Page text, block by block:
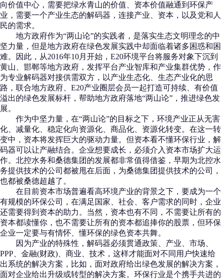
向价值中心，需要把绿水青山的价值、资本价值融通到环保产
业，需要一个产业生态的解码器，连接产业、资本，以及党和人
民的需求。
地方政府作为“两山论”的实践者，是落实生态文明理念的中
坚力量，但是地方政府在绿色发展实践中却面临着诸多困惑和困
难。因此，从2016年10月开始，E20环境平台将服务对象下沉到
黄山、邯郸等地方政府，发挥平台产业智库和产业集群优势，作
为专业解码器对接供需双方，以产业生态化、生态产业化的思
路，联合地方政府、E20产业圈层会员一起打造可持续、有价值
溢出的绿色发展标杆，帮助地方政府落地“两山论”，推进绿色发
展。
作为中坚力量，在“两山论”的目标之下，环境产业正从无害
化、减量化、稳定化向资源化、商品化、资源化转变。在这一转
变中，资本将发挥巨大的驱动力量。但资本看不懂环保行业，解
码器可以让产融结合。企业想要成长，必须介入资本市场扩大运
作。北控水务和桑德集团的发展都非常值得借鉴，早期为北控水
务提供技术的公司都被甩在后面，为桑德集团提供技术的公司，
也都被桑德超越了。
在目前资本市场普遍看高环境产业的背景之下，要成为一个
有规模的环保公司，在满足国家、社会、客户需求的同时，企业
还需要得到资本的助力。当然，资本也有不同，不需要让所有的
资本都读懂你，也不需要让所有的资本都追捧你的股票，但环保
企业一定要与有情怀、懂环保的绿色资本共舞。
因为产业的特殊性，解码器必须贯通政策、产业、市场、
PPP、金融(财政)、商业、技术，这样才能面对不同用户快速给
出系统的解决方案，比如，面对政府给出绿色发展的解决方案，
面对企业给出升级或转型的解决方案。环保行业是个携手共进的